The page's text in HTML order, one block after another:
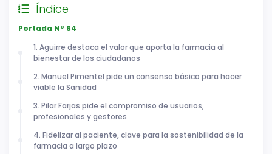
Índice
Portada Nº 64
1. Aguirre destaca el valor que aporta la farmacia al
bienestar de los ciudadanos
2. Manuel Pimentel pide un consenso básico para hacer
viable la Sanidad
3. Pilar Farjas pide el compromiso de usuarios,
profesionales y gestores
4. Fidelizar al paciente, clave para la sostenibilidad de la
farmacia a largo plazo